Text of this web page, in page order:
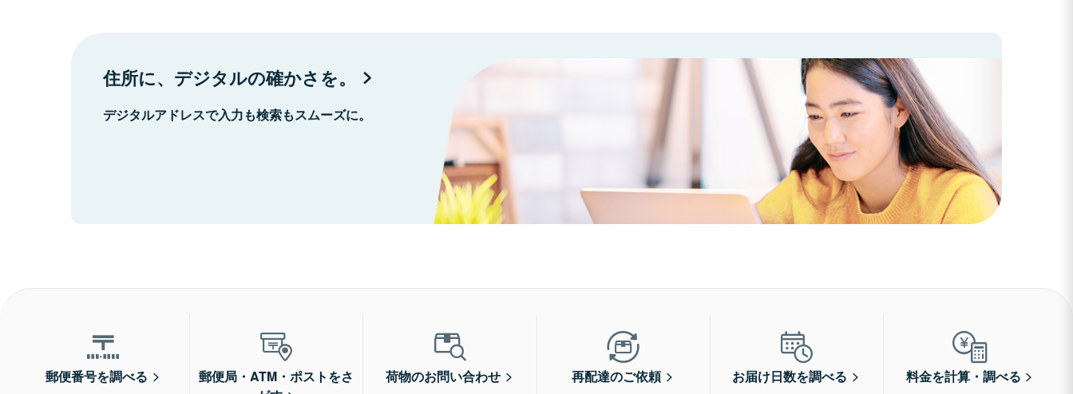
住所に、デジタルの確かさを。
デジタルアドレスで入力も検索もスムーズに。
郵便番号を調べる
郵便局・ATM・ポストをさ
荷物のお問い合わせ 再配達のご依頼 お届け日数を調べる 料金を計算・調べる